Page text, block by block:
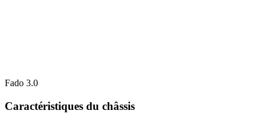
Fado 3.0
Caractéristiques du châssis